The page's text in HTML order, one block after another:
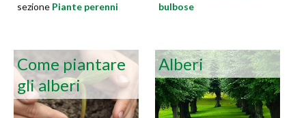
sezione Piante perenni
bulbose
Come piantare
gli alberi
Alberi